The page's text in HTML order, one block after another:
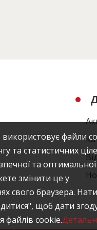
файли
та статистичних
та
змінити це у
свого браузера.
щоб дати
файлів cookie.